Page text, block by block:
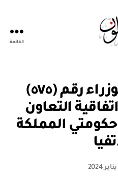
القائمة
قرار مجلس الوزراء رقم (٥٧٥)
التعاون
المملكة
كاتب
بو
س
ة